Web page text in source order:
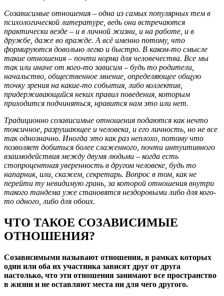
Созависимые отношения – одна из самых популярных тем в
психологической литературе, ведь они встречаются
практически везде – и в личной жизни, и на работе, и в
дружбе, даже во вражде. А всё именно потому, что
формируются довольно легко и быстро. В каком-то смысле
такие отношения – почти норма для человечества. Все мы
так или иначе от кого-то зависим – будь то родители,
начальство, общественное мнение, определяющее общую
точку зрения на какие-то события, либо коллектив,
придерживающийся неких правил поведения, которым
приходится подчиняться, нравится нам это или нет.
Традиционно созависимые отношения подаются как нечто
токсичное, разрушающее и человека, и его личность, но не все
так однозначно. Иногда это как раз неплохо, потому что
позволяет добиться более слаженного, почти интуитивного
взаимодействия между двумя людьми – когда есть
стопроцентная уверенность в другом человеке, будь то
напарник, или, скажем, секретарь. Вопрос в том, как не
перейти ту невидимую грань, за которой отношения внутри
такого тандема уже становятся нездоровыми либо для кого-
то одного, либо для обоих.
ЧТО ТАКОЕ СОЗАВИСИМЫЕ
ОТНОШЕНИЯ?
Созависимыми называют отношения, в рамках которых
один или оба их участника зависят друг от друга
настолько, что эти отношения занимают все пространство
в жизни и не оставляют места ни для чего другого.